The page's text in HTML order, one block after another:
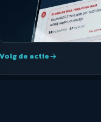
Volg de actiearrow_forward